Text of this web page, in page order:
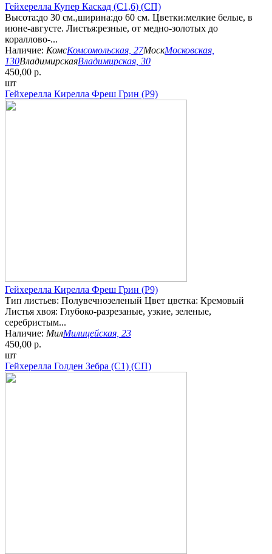
Гейхерелла Купер Каскад (С1,6) (СП)
Высота:до 30 см.,ширина:до 60 см. Цветки:мелкие белые, в
июне-августе. Листья:резные, от медно-золотых до
кораллово-...
Наличие: КомсКомсомольская, 27МоскМосковская,
130ВладимирскаяВладимирская, 30
450,00 р.
шт
Гейхерелла Кирелла Фреш Грин (Р9)
Гейхерелла Кирелла Фреш Грин (Р9)
Тип листьев: Полувечнозеленый Цвет цветка: Кремовый
Листья хвоя: Глубоко-разрезаные, узкие, зеленые,
серебристым...
Наличие: МилМилицейская, 23
450,00 р.
шт
Гейхерелла Голден Зебра (С1) (СП)